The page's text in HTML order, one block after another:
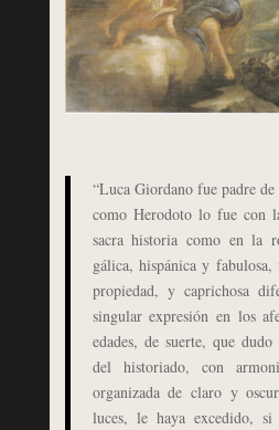
“Luca Giordano fue padre
como Herodoto lo fue con
sacra historia como en la
gálica, hispánica y
propiedad, y caprichosa
singular expresión en los
edades, de suerte, que
del historiado, con
organizada de claro y
luces, le haya excedido,